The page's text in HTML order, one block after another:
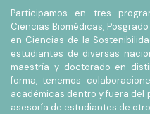
Participamos en tres
Ciencias Biomédicas,
en Ciencias de la
estudiantes de diversas
maestría y doctorado en
forma, tenemos
académicas dentro y fuera
asesoría de estudiantes de